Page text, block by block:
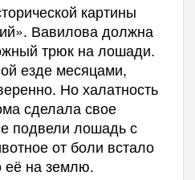
картины
Вавилова должна
трюк на лошади.
езде месяцами,
Но халатность
сделала свое
подвели лошадь с
от боли встало
её на землю.